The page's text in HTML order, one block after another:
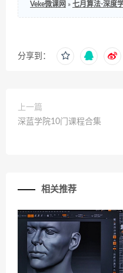
Veke微课网 » 七月算法-深度
分享到：
上一篇
深蓝学院10门课程合集
相关推荐